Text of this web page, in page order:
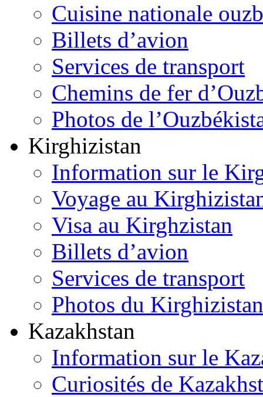
Cuisine nationale
Billets d’avion
Services de transport
Chemins de fer
Photos de
Kirghizistan
Information sur le
Voyage au
Visa au Kirghzistan
Billets d’avion
Services de transport
Photos du Kirghizistan
Kazakhstan
Information sur le
Curiosités de